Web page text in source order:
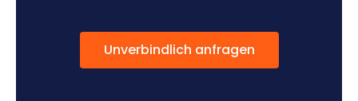
Unverbindlich anfragen